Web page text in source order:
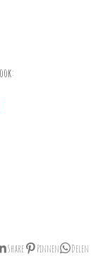
Share Pinnen Delen